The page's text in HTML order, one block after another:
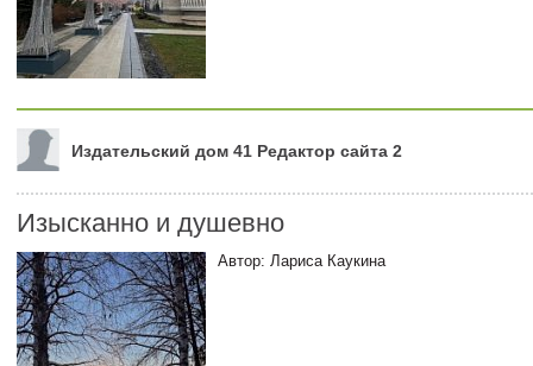
Издательский дом 41 Редактор сайта 2
Изысканно и душевно
Автор: Лариса Каукина